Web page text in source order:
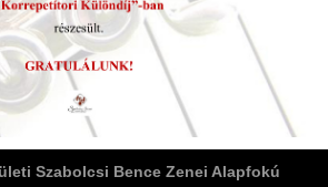
Szabolcsi Bence Zenei Alapfokú